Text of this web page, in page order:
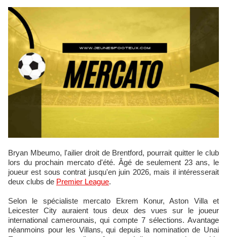
Bryan Mbeumo, l'ailier droit de Brentford, pourrait quitter le club
lors du prochain mercato d'été. Âgé de seulement 23 ans, le
joueur est sous contrat jusqu'en juin 2026, mais il intéresserait
deux clubs de Premier League.
Selon le spécialiste mercato Ekrem Konur, Aston Villa et
Leicester City auraient tous deux des vues sur le joueur
international camerounais, qui compte 7 sélections. Avantage
néanmoins pour les Villans, qui depuis la nomination de Unai